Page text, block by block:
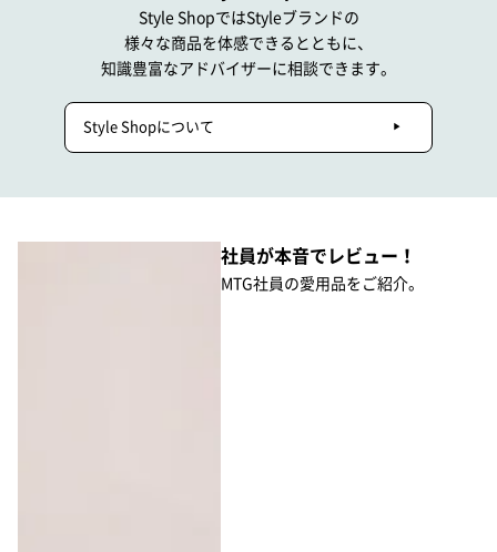
Style ShopではStyleブランドの
様々な商品を体感できるとともに、
知識豊富なアドバイザーに相談できます。
Style Shopについて
社員が本音でレビュー！
MTG社員の愛用品をご紹介。